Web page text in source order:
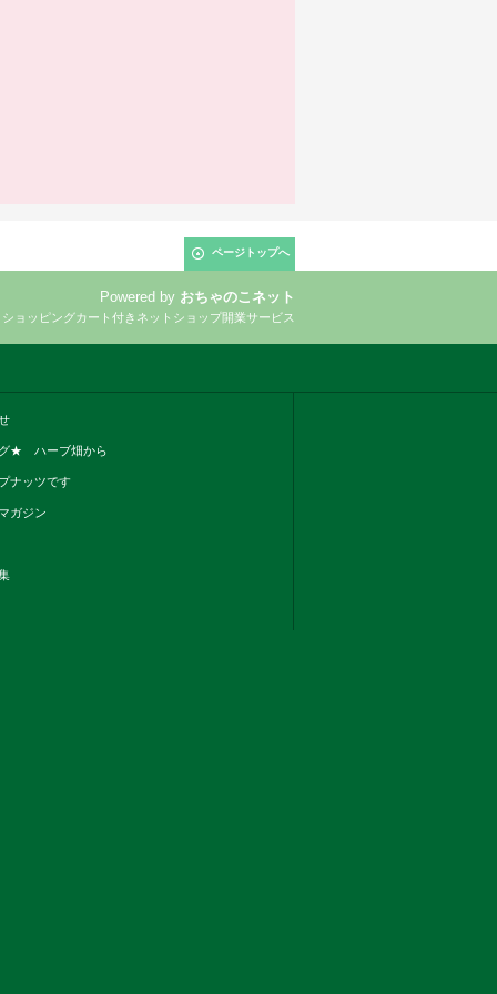
ページトップへ
Powered by おちゃのこネット
ョッピングカート付きネットショップ開業サービス
★ ハーブ畑から
ナッツです
ガジン